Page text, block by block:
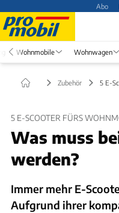
Abo
Wohnmobile Wohnwagen
Zubehör 5 E-
5 E-SCOOTER FÜRS
Was muss
werden?
Immer mehr E-
Aufgrund ihrer